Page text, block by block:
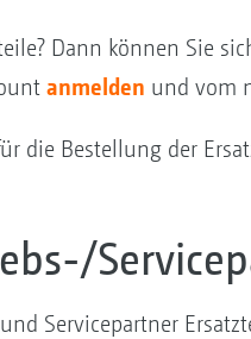
Dann können Sie
anmelden und vom
die Bestellung der
Servicepartner